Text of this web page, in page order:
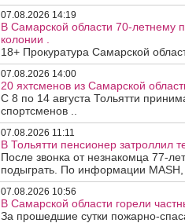
07.08.2026 14:19
В Самарской области 70-летнему
колонии .
18+ Прокуратура Самарской
07.08.2026 14:00
20 яхтсменов из Самарской
С 8 по 14 августа Тольятти
спортсменов ..
07.08.2026 11:11
В Тольятти пенсионер затроллил
После звонка от незнакомца 77-
подыграть. По информации MASH,
07.08.2026 10:56
В Самарской области горели
За прошедшие сутки пожарно-